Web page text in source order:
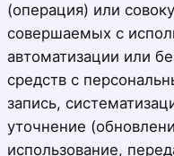
(операция) или
совершаемых с
автоматизации или
средств с
запись,
уточнение
использование,